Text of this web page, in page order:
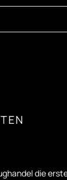
die